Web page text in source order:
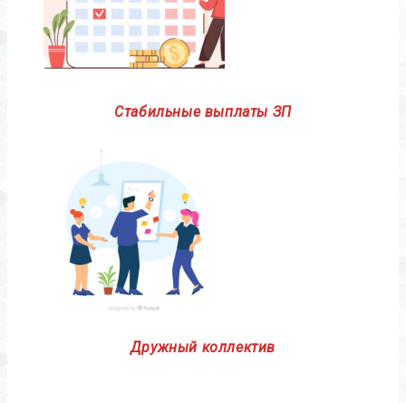
Стабильные выплаты ЗП
Дружный коллектив